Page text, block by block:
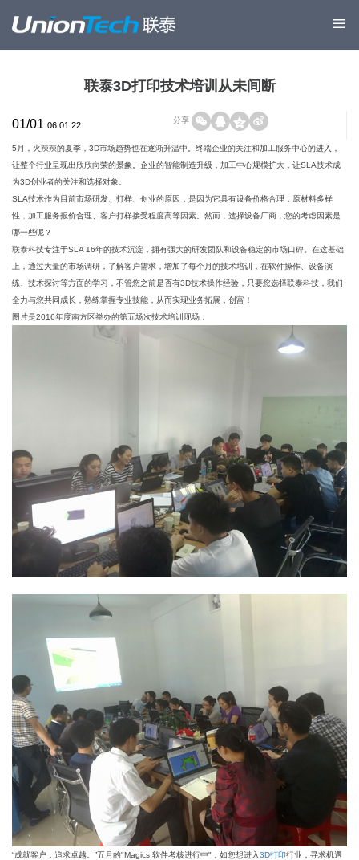
联泰3D打印技术培训从未间断
01/01 06:01:22
分享
5月，火辣辣的夏季，3D市场趋势也在逐渐升温中。终端企业的关注和加工服务中心的进入，
让整个行业呈现出欣欣向荣的景象。企业的智能制造升级，加工中心规模扩大，让SLA技术成
为3D创业者的关注和选择对象。
SLA技术作为目前市场研发、打样、创业的原因，是因为它具有设备价格合理，原材料多样
性，加工服务报价合理、客户打样接受程度高等因素。然而，选择设备厂商，您的考虑因素是
哪一些呢？
联泰科技专注于SLA 16年的技术沉淀，拥有强大的研发团队和设备稳定的市场口碑。在这基础
上，通过大量的市场调研，了解客户需求，增加了每个月的技术培训，在软件操作、设备演
练、技术探讨等方面的学习，不管您之前是否有3D技术操作经验，只要您选择联泰科技，我们
全力与您共同成长，熟练掌握专业技能，从而实现业务拓展，创富！
图片是2016年度南方区举办的第五场次技术培训现场：
“成就客户，追求卓越。”五月的"Magics 软件考核进行中"，如您想进入3D打印行业，寻求机遇